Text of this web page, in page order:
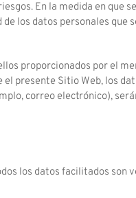
En la medida en que
los datos personales que
proporcionados por el
presente Sitio Web, los
correo electrónico),
los datos facilitados son